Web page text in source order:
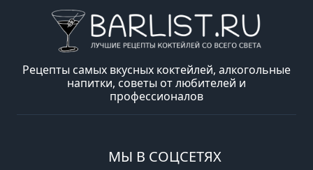
Рецепты самых вкусных коктейлей, алкогольные
напитки, советы от любителей и
профессионалов
МЫ В СОЦСЕТЯХ